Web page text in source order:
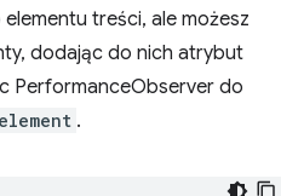
treści, ale możesz
dodając do nich atrybut
PerformanceObserver do
element .